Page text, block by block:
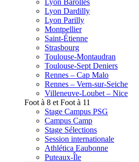
Lyon Barolles
Lyon Dardilly
Lyon Parilly
Montpellier
Saint-Étienne
Strasbourg
Toulouse-Montaudran
Toulouse-Sept Deniers
Rennes – Cap Malo
Rennes – Vern-sur-Seiche
Villeneuve-Loubet – Nice
Foot à 8 et Foot à 11
Stage Campus PSG
Campus Camp
Stage Sélections
Session internationale
Athlética Eaubonne
Puteaux-Île